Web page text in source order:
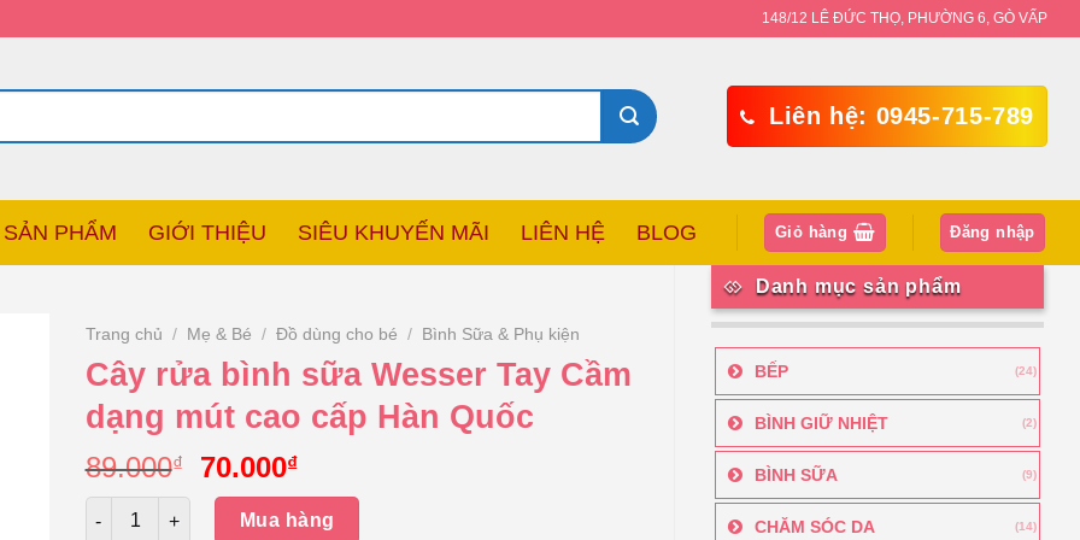
148/12 LÊ ĐỨC THỌ, PHƯỜNG 6, GÒ VẤP
Liên hệ: 0945-715-789
SẢN PHẨM GIỚI THIỆU SIÊU KHUYẾN MÃI LIÊN HỆ BLOG Giỏ hàng Đăng nhập
Danh mục sản phẩm
BẾP (24)
BÌNH GIỮ NHIỆT (2)
BÌNH SỮA (9)
CHĂM SÓC DA (14)
Trang chủ / Mẹ & Bé / Đồ dùng cho bé / Bình Sữa & Phụ kiện
Cây rửa bình sữa Wesser Tay Cầm
dạng mút cao cấp Hàn Quốc
89.000₫
Giá
gốc
70.000₫Giá
hiện
tại
Số lượng
Mua hàng